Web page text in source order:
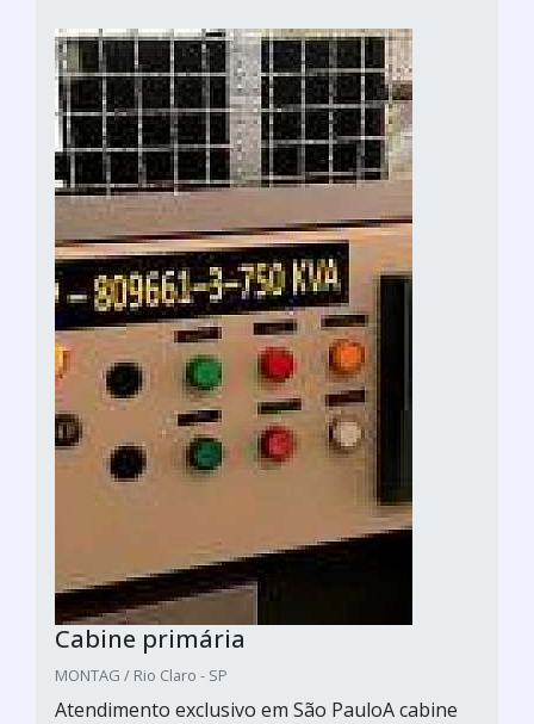
Cabine primária
MONTAG / Rio Claro - SP
Atendimento exclusivo em São PauloA cabine